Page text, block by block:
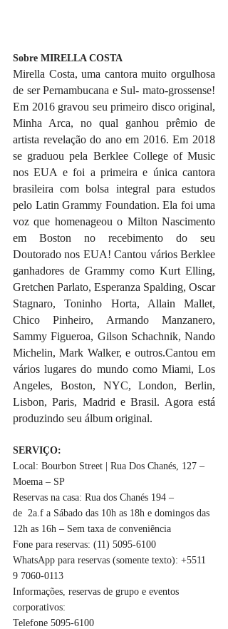
Sobre MIRELLA COSTA
Mirella Costa, uma cantora muito orgulhosa
de ser Pernambucana e Sul- mato-grossense!
Em 2016 gravou seu primeiro disco original,
Minha Arca, no qual ganhou prêmio de
artista revelação do ano em 2016. Em 2018
se graduou pela Berklee College of Music
nos EUA e foi a primeira e única cantora
brasileira com bolsa integral para estudos
pelo Latin Grammy Foundation. Ela foi uma
voz que homenageou o Milton Nascimento
em Boston no recebimento do seu
Doutorado nos EUA! Cantou vários Berklee
ganhadores de Grammy como Kurt Elling,
Gretchen Parlato, Esperanza Spalding, Oscar
Stagnaro, Toninho Horta, Allain Mallet,
Chico Pinheiro, Armando Manzanero,
Sammy Figueroa, Gilson Schachnik, Nando
Michelin, Mark Walker, e outros.Cantou em
vários lugares do mundo como Miami, Los
Angeles, Boston, NYC, London, Berlin,
Lisbon, Paris, Madrid e Brasil. Agora está
produzindo seu álbum original.
SERVIÇO:
Local: Bourbon Street | Rua Dos Chanés, 127 –
Moema – SP
Reservas na casa: Rua dos Chanés 194 –
de  2a.f a Sábado das 10h as 18h e domingos das
12h as 16h – Sem taxa de conveniência
Fone para reservas: (11) 5095-6100
WhatsApp para reservas (somente texto): +5511
9 7060-0113
Informações, reservas de grupo e eventos
corporativos:
Telefone 5095-6100